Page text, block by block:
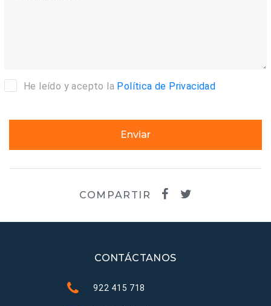
He leído y acepto la Política de Privacidad
Enviar
COMPARTIR
CONTÁCTANOS
922 415 718